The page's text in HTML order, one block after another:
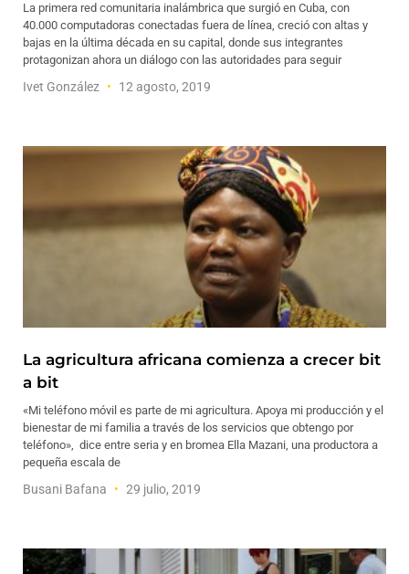
La primera red comunitaria inalámbrica que surgió en Cuba, con
40.000 computadoras conectadas fuera de línea, creció con altas y
bajas en la última década en su capital, donde sus integrantes
protagonizan ahora un diálogo con las autoridades para seguir
Ivet González 12 agosto, 2019
La agricultura africana comienza a crecer bit
a bit
«Mi teléfono móvil es parte de mi agricultura. Apoya mi producción y el
bienestar de mi familia a través de los servicios que obtengo por
teléfono», dice entre seria y en bromea Ella Mazani, una productora a
pequeña escala de
Busani Bafana 29 julio, 2019